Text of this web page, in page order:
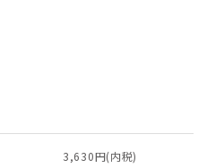
3,630円(内税)